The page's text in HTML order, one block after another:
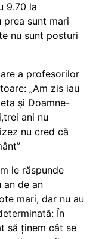
9.70 la
sunt mari
nu sunt posturi
a profesorilor
„Am zis iau
și Doamne-
ani nu
nu cred că
le răspunde
an de an
mari, dar nu au
În
să ținem cât se